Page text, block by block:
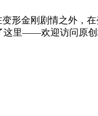
形金刚剧情之外，
这里——欢迎访问原创